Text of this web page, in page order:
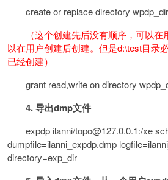
create or replace directory wpdp_dir
（这个创建先后没有顺序，可以
以在用户创建后创建。但是d:\test目录
已经创建）
grant read,write on directory
4.导出dmp文件
expdp ilanni/topo@127.0.0.1:/xe
dumpfile=ilanni_expdp.dmp
directory=exp_dir